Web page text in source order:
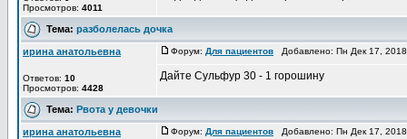
Просмотров: 4011
Тема: разболелась дочка
ирина анатольевна
Ответов: 10
Просмотров: 4428
Форум: Для пациентов Добавлено: Пн Дек 17,
Дайте Сульфур 30 - 1 горошину
Тема: Рвота у девочки
ирина анатольевна Форум: Для пациентов Добавлено: Пн Дек 17,